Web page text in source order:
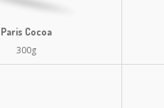
Paris Cocoa
300g